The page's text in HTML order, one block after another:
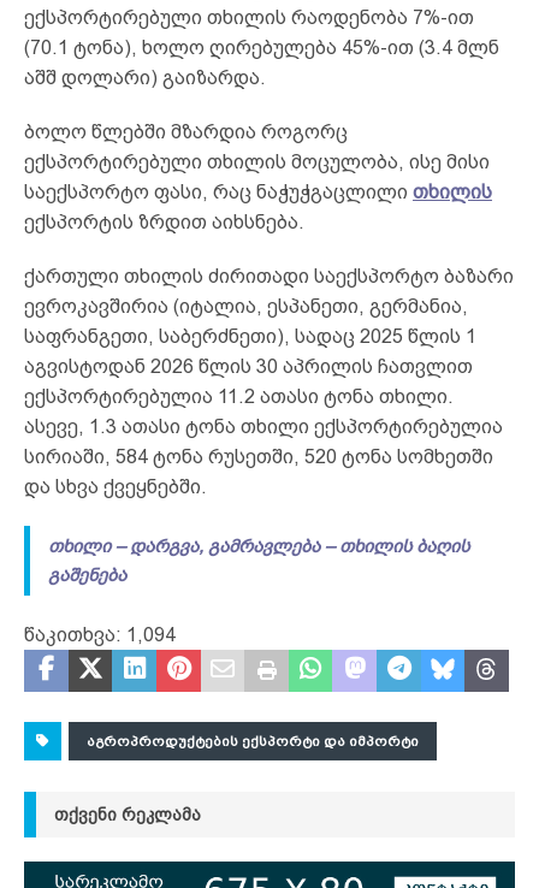
ექსპორტირებული თხილის რაოდენობა 7%-ით
(70.1 ტონა), ხოლო ღირებულება 45%-ით (3.4 მლნ
აშშ დოლარი) გაიზარდა.
ბოლო წლებში მზარდია როგორც
ექსპორტირებული თხილის მოცულობა, ისე მისი
საექსპორტო ფასი, რაც ნაჭუჭგაცლილი თხილის
ექსპორტის ზრდით აიხსნება.
ქართული თხილის ძირითადი საექსპორტო ბაზარი
ევროკავშირია (იტალია, ესპანეთი, გერმანია,
საფრანგეთი, საბერძნეთი), სადაც 2025 წლის 1
აგვისტოდან 2026 წლის 30 აპრილის ჩათვლით
ექსპორტირებულია 11.2 ათასი ტონა თხილი.
ასევე, 1.3 ათასი ტონა თხილი ექსპორტირებულია
სირიაში, 584 ტონა რუსეთში, 520 ტონა სომხეთში
და სხვა ქვეყნებში.
თხილი – დარგვა, გამრავლება – თხილის ბაღის
გაშენება
წაკითხვა: 1,094
ᲐᲒᲠᲝᲞᲠᲝᲓᲣᲥᲢᲔᲑᲘᲡ ᲔᲥᲡᲞᲝᲠᲢᲘ ᲓᲐ ᲘᲛᲞᲝᲠᲢᲘ
ᲗᲥᲕᲔᲜᲘ ᲠᲔᲙᲚᲐᲛᲐ